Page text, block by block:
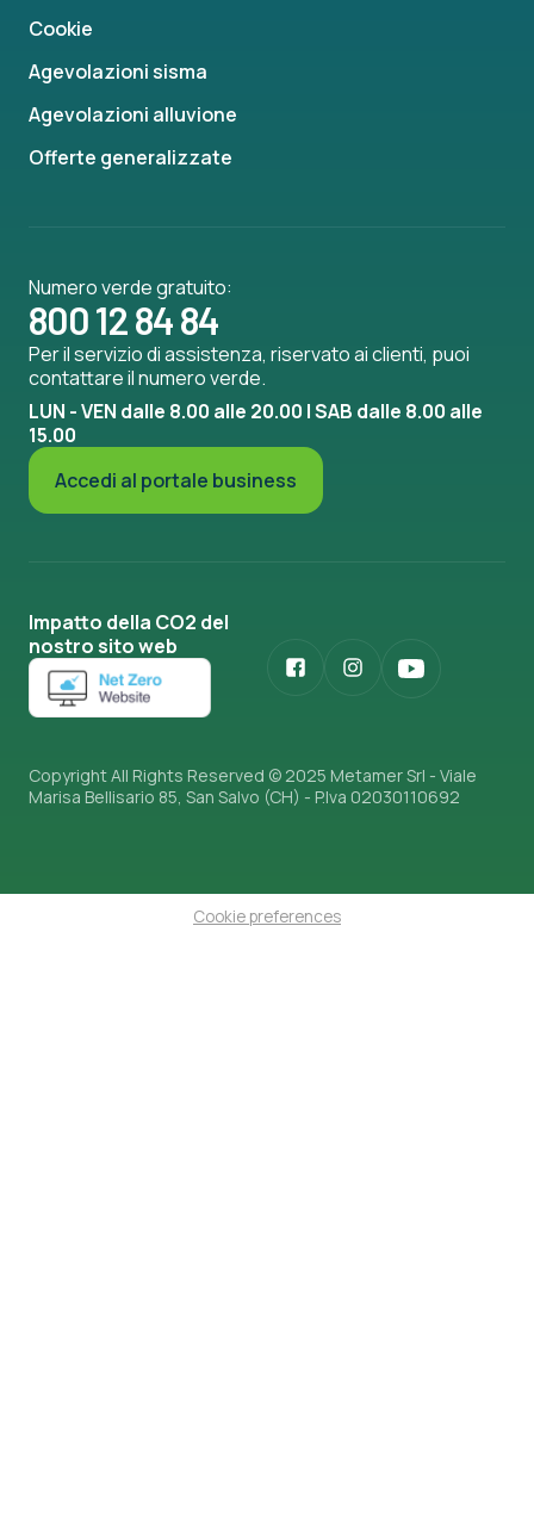
Cookie
Agevolazioni sisma
Agevolazioni alluvione
Offerte generalizzate
Numero verde gratuito:
800 12 84 84
Per il servizio di assistenza, riservato ai clienti, puoi
contattare il numero verde.
LUN - VEN dalle 8.00 alle 20.00 | SAB dalle 8.00 alle
15.00
Accedi al portale business
Impatto della CO2 del
nostro sito web
Copyright All Rights Reserved © 2025 Metamer Srl - Viale
Marisa Bellisario 85, San Salvo (CH) - P.Iva 02030110692
Cookie preferences